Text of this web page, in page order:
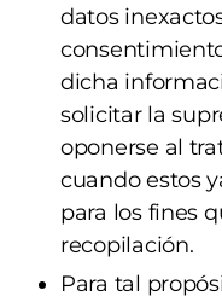
datos
dicha
solicitar la
oponerse al
cuando estos
para los fines
recopilación.
Para tal